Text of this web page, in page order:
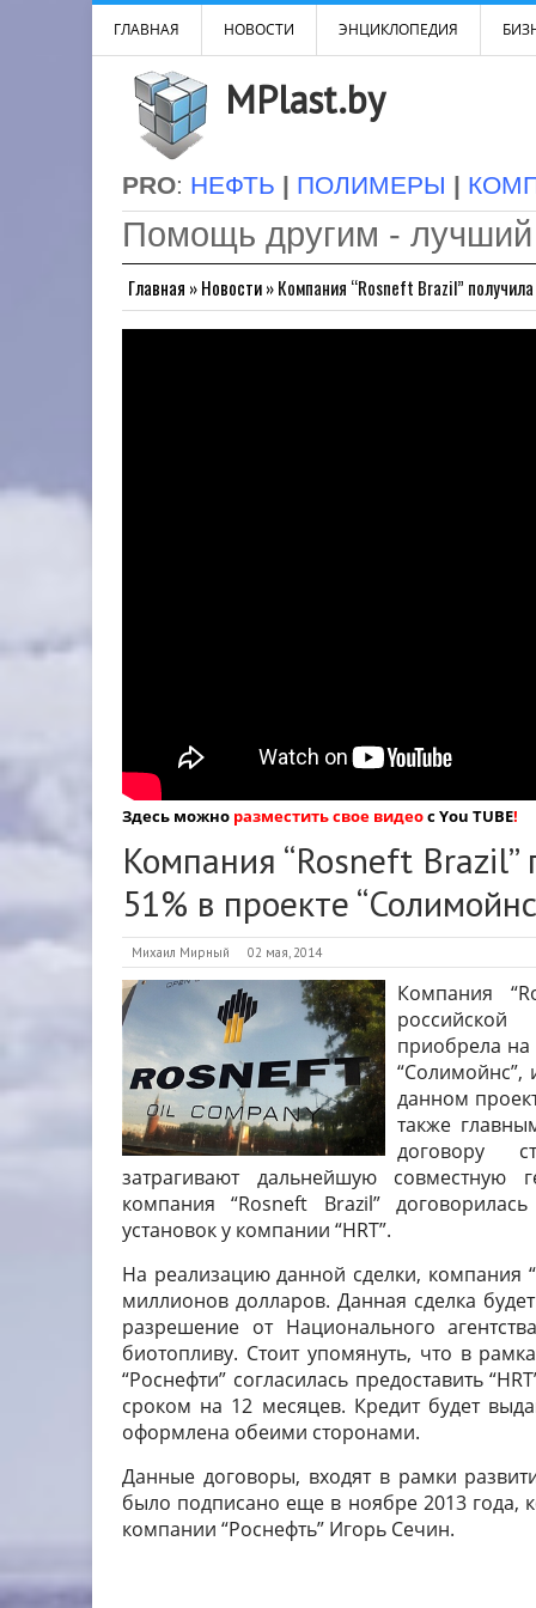
ГЛАВНАЯ НОВОСТИ ЭНЦИКЛОПЕДИЯ
MPlast.by
PRO: НЕФТЬ | ПОЛИМЕРЫ |
Помощь другим - лучший
Главная »Новости»Компания “Rosneft Brazil”
Здесь можно разместить свое видеос You TUBE!
Компания “Rosneft
51% в проекте
Михаил Мирный 02 мая, 2014
Компания
приобрела на
“Солимойнс”,
данном
также
договору
затрагивают дальнейшую совместную
компания “Rosneft Brazil”
установок у компании “HRT”.
На реализацию данной сделки, компания
миллионов долларов. Данная сделка
разрешение от Национального
биотопливу. Стоит упомянуть, что в
“Роснефти” согласилась предоставить
сроком на 12 месяцев. Кредит будет
оформлена обеими сторонами.
Данные договоры, входят в рамки
было подписано еще в ноябре 2013 года,
компании “Роснефть” Игорь Сечин.